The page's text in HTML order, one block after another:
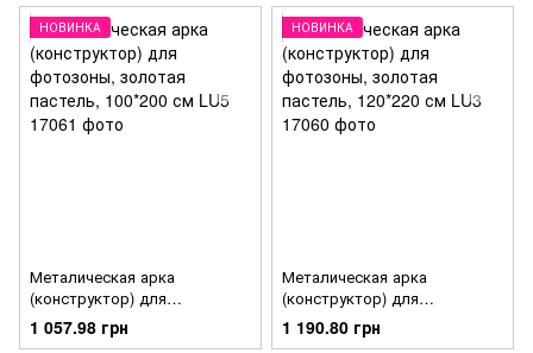
НОВИНКА
Металическая арка
(конструктор) для
фотозоны, золотая пастель,
100*200 см LU5
1 057.98 грн
НОВИНКА
Металическая арка
(конструктор) для
фотозоны, золотая пастель,
120*220 см LU3
1 190.80 грн